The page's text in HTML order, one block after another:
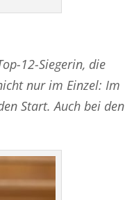
12-Siegerin, die
nur im Einzel: Im
Start. Auch bei den